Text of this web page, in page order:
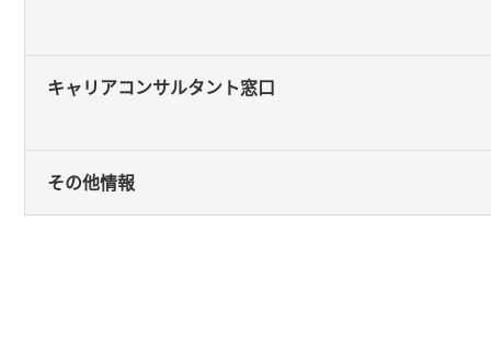
キャリアコンサルタント窓口
その他情報